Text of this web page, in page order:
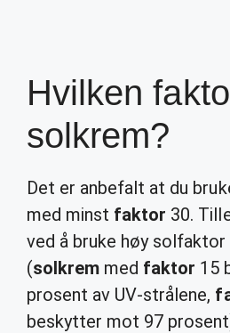
Hvilken
solkrem?
Det er anbefalt at du
med minst faktor 30.
ved å bruke høy
(solkrem med faktor 15
prosent av UV-strålene,
beskytter mot 97